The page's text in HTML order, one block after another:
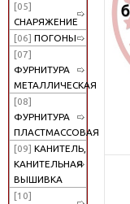
[05]
СНАРЯЖЕНИЕ
[06] ПОГОНЫ
[07]
ФУРНИТУРА
МЕТАЛЛИЧЕСКАЯ
[08]
ФУРНИТУРА
ПЛАСТМАССОВАЯ
[09] КАНИТЕЛЬ,
КАНИТЕЛЬНАЯ
ВЫШИВКА
[10]